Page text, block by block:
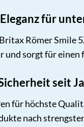
für
Römer Smile
sorgt für einen
seit
für höchste
nach